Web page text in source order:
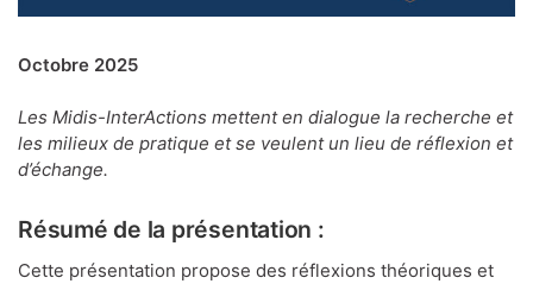
Octobre 2025
Les Midis-InterActions mettent en dialogue la recherche et
les milieux de pratique et se veulent un lieu de réflexion et
d’échange.
Résumé de la présentation :
Cette présentation propose des réflexions théoriques et